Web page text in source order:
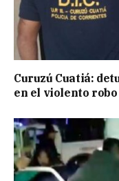
Curuzú Cuatiá:
en el violento robo